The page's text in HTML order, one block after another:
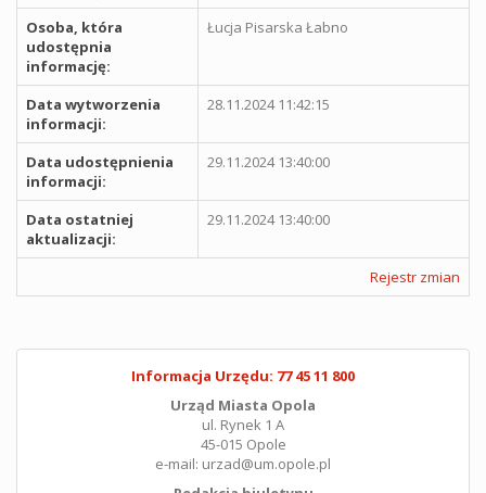
Osoba, która
udostępnia
informację:
Łucja Pisarska Łabno
Data wytworzenia
informacji:
28.11.2024 11:42:15
Data udostępnienia
informacji:
29.11.2024 13:40:00
Data ostatniej
aktualizacji:
29.11.2024 13:40:00
Rejestr zmian
Informacja Urzędu: 77 45 11 800
Urząd Miasta Opola
ul. Rynek 1 A
45-015 Opole
e-mail: urzad@um.opole.pl